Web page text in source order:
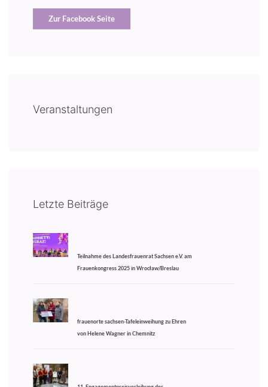
Zur Facebook Seite
Veranstaltungen
Letzte Beiträge
Teilnahme des Landesfrauenrat Sachsen e.V. am
Frauenkongress 2025 in Wrocław/Breslau
frauenorte sachsen-Tafeleinweihung zu Ehren
von Helene Wagner in Chemnitz